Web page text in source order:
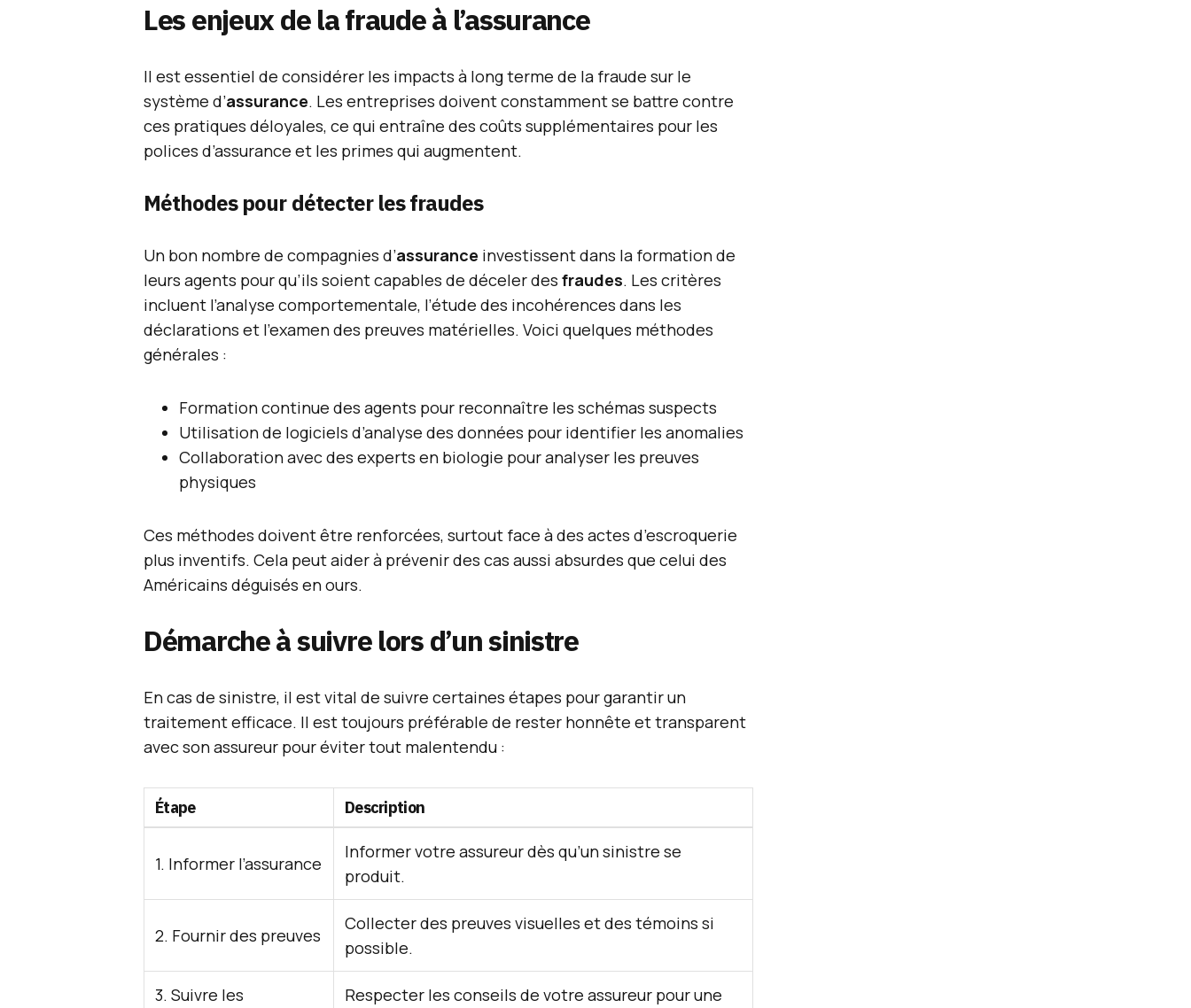
Les enjeux de la fraude à l’assurance
Il est essentiel de considérer les impacts à long terme de la fraude sur le
système d’assurance. Les entreprises doivent constamment se battre contre
ces pratiques déloyales, ce qui entraîne des coûts supplémentaires pour les
polices d’assurance et les primes qui augmentent.
Méthodes pour détecter les fraudes
Un bon nombre de compagnies d’assurance investissent dans la formation de
leurs agents pour qu’ils soient capables de déceler des fraudes. Les critères
incluent l’analyse comportementale, l’étude des incohérences dans les
déclarations et l’examen des preuves matérielles. Voici quelques méthodes
générales :
Formation continue des agents pour reconnaître les schémas suspects
Utilisation de logiciels d’analyse des données pour identifier les anomalies
Collaboration avec des experts en biologie pour analyser les preuves
physiques
Ces méthodes doivent être renforcées, surtout face à des actes d’escroquerie
plus inventifs. Cela peut aider à prévenir des cas aussi absurdes que celui des
Américains déguisés en ours.
Démarche à suivre lors d’un sinistre
En cas de sinistre, il est vital de suivre certaines étapes pour garantir un
traitement efficace. Il est toujours préférable de rester honnête et transparent
avec son assureur pour éviter tout malentendu :
Étape Description
1. Informer l’assurance
Informer votre assureur dès qu’un sinistre se
produit.
2. Fournir des preuves
Collecter des preuves visuelles et des témoins si
possible.
3. Suivre les Respecter les conseils de votre assureur pour une